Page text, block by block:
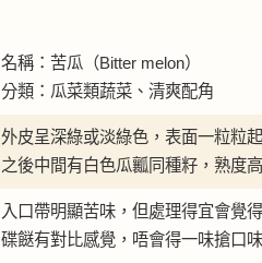
名稱：苦瓜（Bitter melon）
分類：瓜菜類蔬菜、清爽配角
外皮呈深綠或淡綠色，表面一粒粒
之後中間有白色瓜瓤同種籽，熟度
入口帶明顯苦味，但處理得宜會覺
碟餸有對比感覺，唔會得一味搶口味